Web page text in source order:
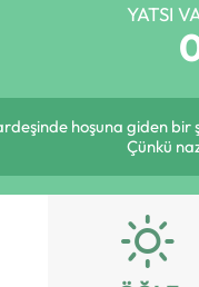
YATSI
hoşuna giden
Çünkü